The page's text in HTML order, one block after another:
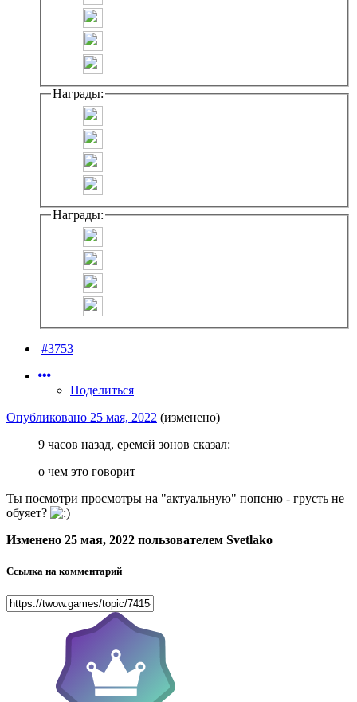
Награды:
Награды:
#3753
Поделиться
Опубликовано 25 мая, 2022 (изменено)
9 часов назад, еремей зонов сказал:
о чем это говорит
Ты посмотри просмотры на "актуальную" попсню - грусть не
обуяет?
Изменено 25 мая, 2022 пользователем Svetlako
Ссылка на комментарий